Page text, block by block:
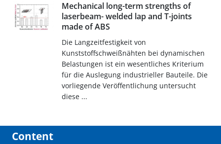
Mechanical long-term strengths of
laserbeam- welded lap and T-joints
made of ABS
Die Langzeitfestigkeit von
Kunststoffschweißnähten bei dynamischen
Belastungen ist ein wesentliches Kriterium
für die Auslegung industrieller Bauteile. Die
vorliegende Veröffentlichung untersucht
diese ...
Content